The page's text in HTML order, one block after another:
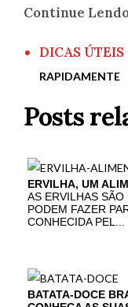
Continue
DICAS ÚTEIS
RAPIDAMENTE
Posts
ERVILHA, UM
AS ERVILHAS
PODEM FAZER
CONHECIDA PEL...
BATATA-DOCE